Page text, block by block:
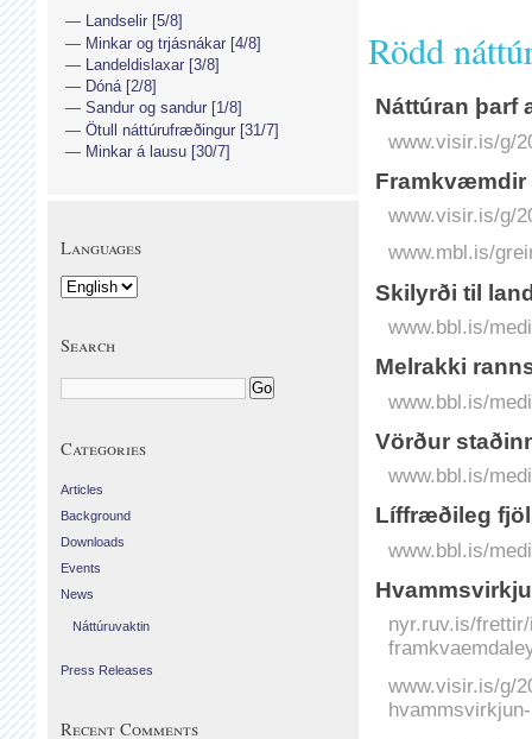
Rödd
Náttúran þarf
www.visir.is/g/
Fram­kvæmdir
www.visir.is/g/
www.mbl.is/
Skilyrði til
www.bbl.is/
Melrakki
www.bbl.is/
Vörður
www.bbl.is/
Líffræðileg
www.bbl.is/
nyr.ruv.is/
www.visir.is/g/
Landselir [5/8]
Minkar og trjásnákar [4/8]
Landeldislaxar [3/8]
Dóná [2/8]
Sandur og sandur [1/8]
Ötull náttúrufræðingur [31/7]
Minkar á lausu [30/7]
Languages
Search
Categories
Articles
Background
Downloads
Events
News
Náttúruvaktin
Press Releases
Recent Comments